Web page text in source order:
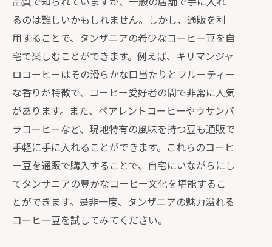
自宅で簡単にできるタンザニア風コー
ヒーの淹れ方
タンザニアのコーヒー豆の風味を最大
限に引き出す方法
通販で手に入るタンザニアのコーヒー
関連商品
通販で広がるタンザニアの魅力：コーヒー
と文化の楽しみ方
タンザニアのコーヒー豆の特徴と選び
方
通販で楽しむタンザニアのコーヒーフ
ェスティバル
るのは難しいかもしれません。しかし、通販を利
用することで、タンザニアの希少なコーヒー豆を自
宅で楽しむことができます。例えば、キリマンジャ
ロコーヒーはその滑らかな口当たりとフルーティー
な香りが特徴で、コーヒー愛好者の間で非常に人気
があります。また、ペアレントコーヒーやウサンバ
ラコーヒーなど、現地特有の風味を持つ豆も通販で
手軽に手に入れることができます。これらのコーヒ
ー豆を通販で購入することで、自宅にいながらにし
てタンザニアの豊かなコーヒー文化を堪能するこ
とができます。是非一度、タンザニアの魅力溢れる
コーヒー豆を試してみてください。